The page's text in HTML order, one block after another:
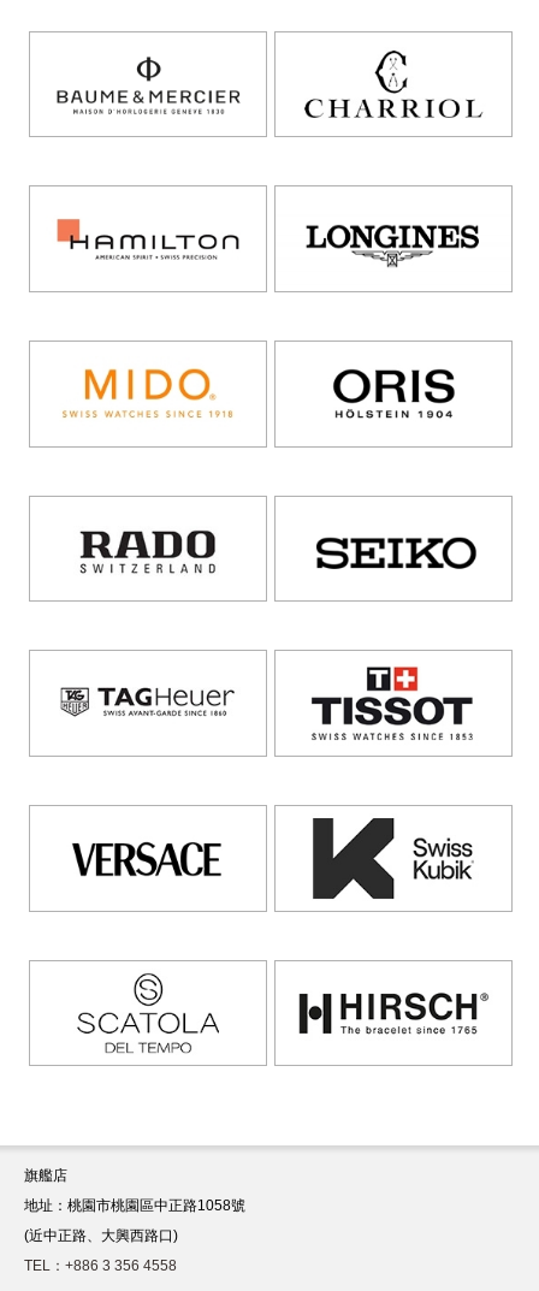
旗艦店
地址：桃園市桃園區中正路1058號
(近中正路、大興西路口)
TEL：+886 3 356 4558